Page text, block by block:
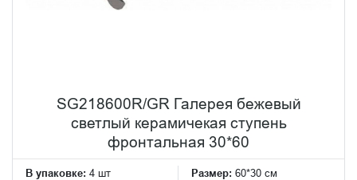
SG218600R/GR Галерея бежевый
светлый керамичекая ступень
фронтальная 30*60
В упаковке: 4 шт Размер: 60*30 см